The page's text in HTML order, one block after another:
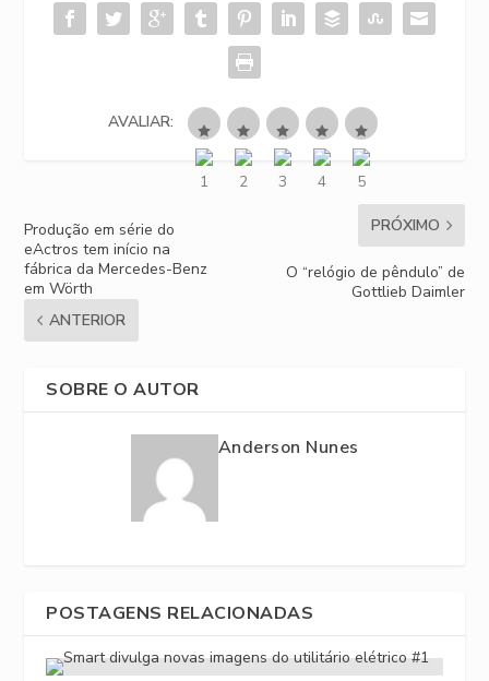
AVALIAR:
Produção em série do
eActros tem início na
fábrica da Mercedes-Benz
em Wörth
ANTERIOR
PRÓXIMO
O “relógio de pêndulo” de
Gottlieb Daimler
SOBRE O AUTOR
Anderson Nunes
POSTAGENS RELACIONADAS